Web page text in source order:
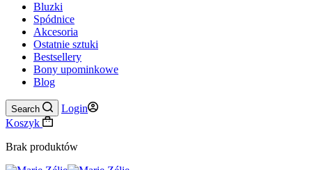
Bluzki
Spódnice
Akcesoria
Ostatnie sztuki
Bestsellery
Bony upominkowe
Blog
Search
Login
Koszyk
Brak produktów